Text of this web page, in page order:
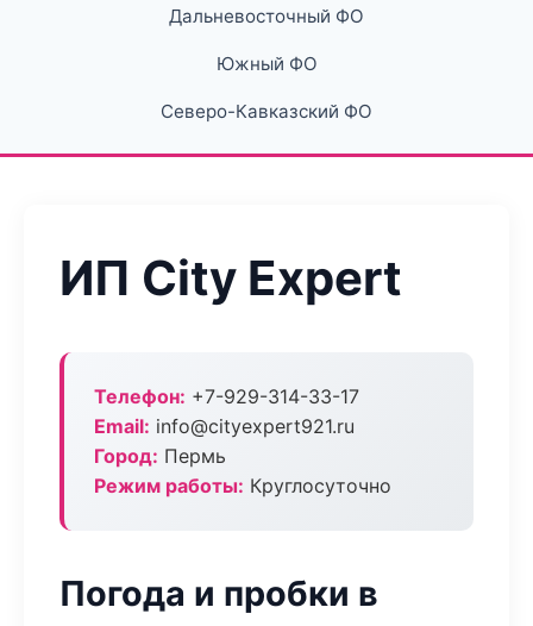
Дальневосточный ФО
Южный ФО
Северо-Кавказский ФО
ИП City Expert
Телефон: +7-929-314-33-17
Email: info@cityexpert921.ru
Город: Пермь
Режим работы: Круглосуточно
Погода и пробки в